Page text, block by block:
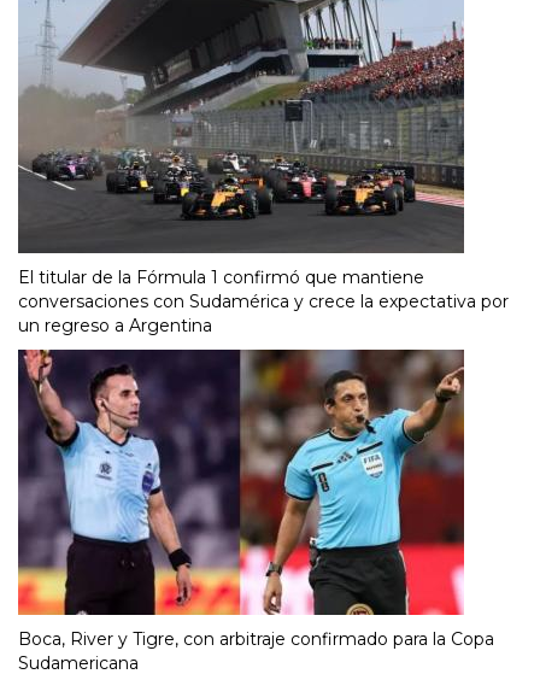
El titular de la Fórmula 1 confirmó que mantiene
conversaciones con Sudamérica y crece la expectativa por
un regreso a Argentina
Boca, River y Tigre, con arbitraje confirmado para la Copa
Sudamericana